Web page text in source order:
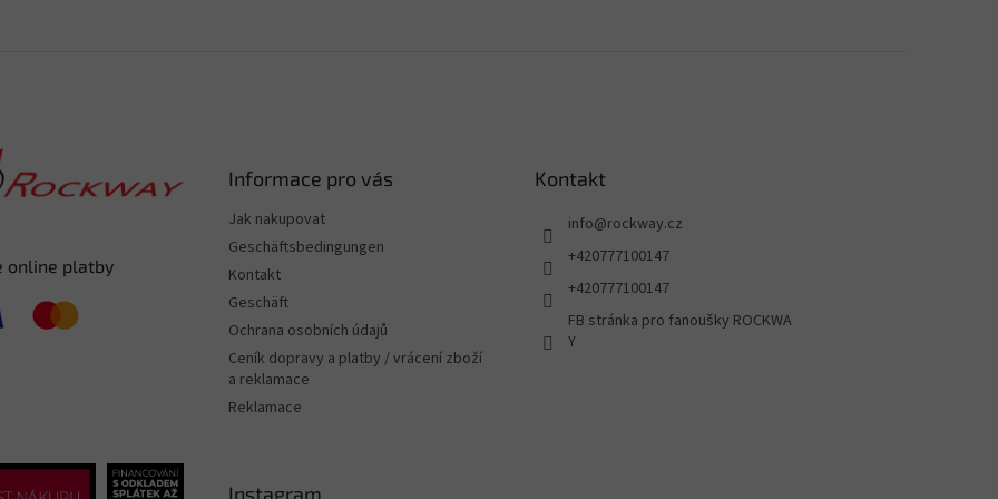
online platby
Informace pro vás
Jak nakupovat
Geschäftsbedingungen
Kontakt
Geschäft
Ochrana osobních údajů
Ceník dopravy a platby / vrácení zboží
a reklamace
Reklamace
Kontakt
info@rockway.cz
+420777100147
+420777100147
FB stránka pro fanoušky ROCKWA
Y
Instagram